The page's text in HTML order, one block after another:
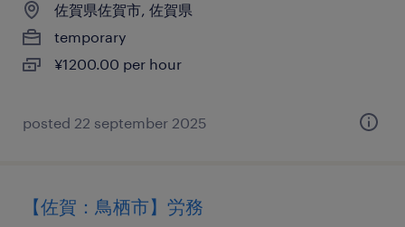
佐賀県佐賀市, 佐賀県
temporary
¥1200.00 per hour
posted 22 september 2025
【佐賀：鳥栖市】労務